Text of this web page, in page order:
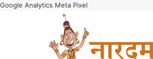
Google Analytics Meta Pixel